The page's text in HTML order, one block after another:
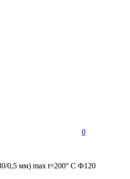
0
0,5 мм) max t=200° C Ф120